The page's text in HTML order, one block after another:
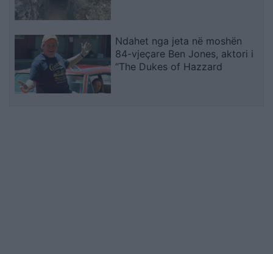
Ndahet nga jeta në moshën
84-vjeçare Ben Jones, aktori i
“The Dukes of Hazzard